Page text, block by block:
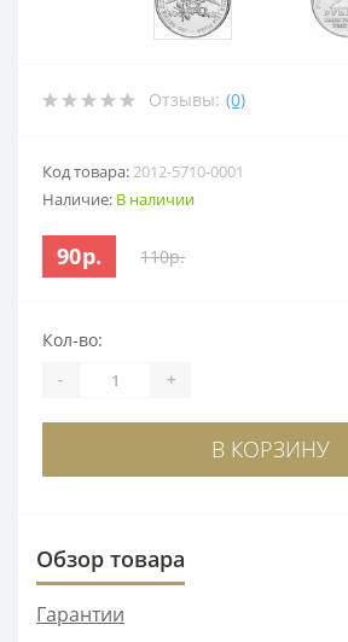
Отзывы: (0)
Код товара:2012-5710-0001
Наличие: В наличии
90р. 110р.
Кол-во:
- +
В КОРЗИНУ
Обзор товара
Гарантии